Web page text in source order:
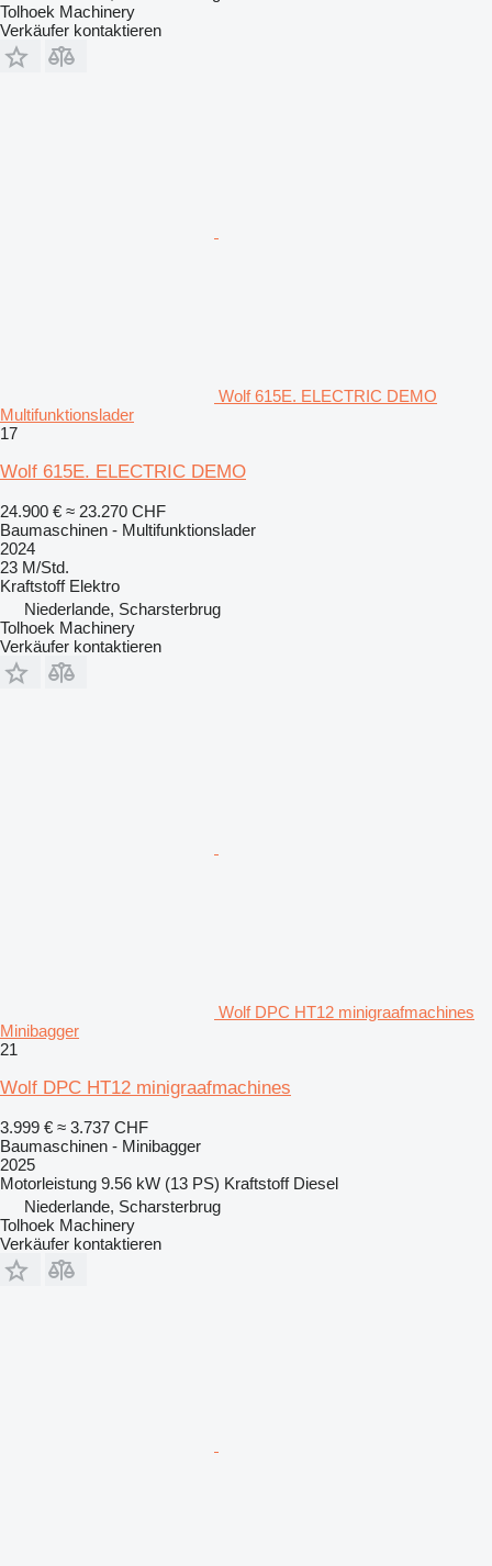
Tolhoek Machinery
Verkäufer kontaktieren
Wolf 615E. ELECTRIC DEMO
Multifunktionslader
17
Wolf 615E. ELECTRIC DEMO
24.900 € ≈ 23.270 CHF
Baumaschinen - Multifunktionslader
2024
23 M/Std.
Kraftstoff Elektro
Niederlande, Scharsterbrug
Tolhoek Machinery
Verkäufer kontaktieren
Wolf DPC HT12 minigraafmachines
Minibagger
21
Wolf DPC HT12 minigraafmachines
3.999 € ≈ 3.737 CHF
Baumaschinen - Minibagger
2025
Motorleistung 9.56 kW (13 PS) Kraftstoff Diesel
Niederlande, Scharsterbrug
Tolhoek Machinery
Verkäufer kontaktieren